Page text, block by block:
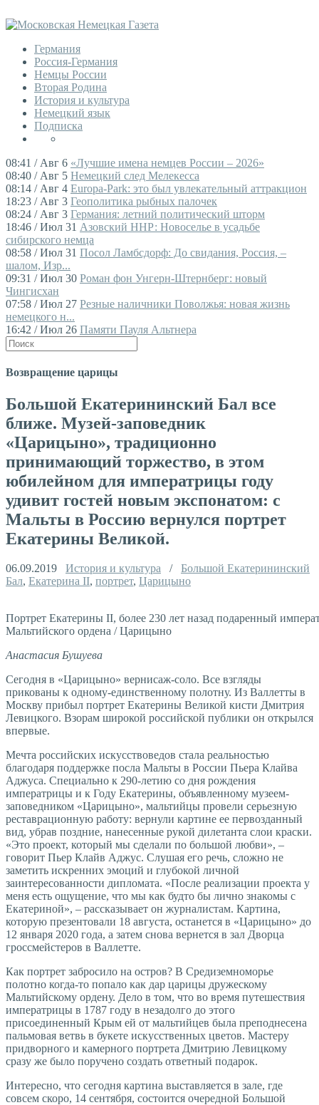
Германия
Россия-Германия
Немцы России
Вторая Родина
История и культура
Немецкий язык
Подписка
08:41 / Авг 6 «Лучшие имена немцев России – 2026»
08:40 / Авг 5 Немецкий след Мелекесса
08:14 / Авг 4 Europa-Park: это был увлекательный аттракцион
18:23 / Авг 3 Геополитика рыбных палочек
08:24 / Авг 3 Германия: летний политический шторм
18:46 / Июл 31 Азовский ННР: Новоселье в усадьбе
сибирского немца
08:58 / Июл 31 Посол Ламбсдорф: До свидания, Россия, –
шалом, Изр...
09:31 / Июл 30 Роман фон Унгерн-Штернберг: новый
Чингисхан
07:58 / Июл 27 Резные наличники Поволжья: новая жизнь
немецкого н...
16:42 / Июл 26 Памяти Пауля Альтнера
Возвращение царицы
Большой Екатерининский Бал все
ближе. Музей-заповедник
«Царицыно», традиционно
принимающий торжество, в этом
юбилейном для императрицы году
удивит гостей новым экспонатом: с
Мальты в Россию вернулся портрет
Екатерины Великой.
06.09.2019 История и культура / Большой Екатерининский
Бал, Екатерина II, портрет, Царицыно
Портрет Екатерины II, более 230 лет назад подаренный
Мальтийского ордена / Царицыно
Анастасия Бушуева
Сегодня в «Царицыно» вернисаж-соло. Все взгляды
прикованы к одному-единственному полотну. Из Валлетты в
Москву прибыл портрет Екатерины Великой кисти Дмитрия
Левицкого. Взорам широкой российской публики он открылся
впервые.
Мечта российских искусствоведов стала реальностью
благодаря поддержке посла Мальты в России Пьера Клайва
Аджуса. Специально к 290-летию со дня рождения
императрицы и к Году Екатерины, объявленному музеем-
заповедником «Царицыно», мальтийцы провели серьезную
реставрационную работу: вернули картине ее первозданный
вид, убрав поздние, нанесенные рукой дилетанта слои краски.
«Это проект, который мы сделали по большой любви», –
говорит Пьер Клайв Аджус. Слушая его речь, сложно не
заметить искренних эмоций и глубокой личной
заинтересованности дипломата. «После реализации проекта у
меня есть ощущение, что мы как будто бы лично знакомы с
Екатериной», – рассказывает он журналистам. Картина,
которую презентовали 18 августа, останется в «Царицыно» до
12 января 2020 года, а затем снова вернется в зал Дворца
гроссмейстеров в Валлетте.
Как портрет забросило на остров? В Средиземноморье
полотно когда-то попало как дар царицы дружескому
Мальтийскому ордену. Дело в том, что во время путешествия
императрицы в 1787 году в незадолго до этого
присоединенный Крым ей от мальтийцев была преподнесена
пальмовая ветвь в букете искусственных цветов. Мастеру
придворного и камерного портрета Дмитрию Левицкому
сразу же было поручено создать ответный подарок.
Интересно, что сегодня картина выставляется в зале, где
совсем скоро, 14 сентября, состоится очередной Большой